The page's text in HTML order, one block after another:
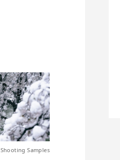
Shooting Samples